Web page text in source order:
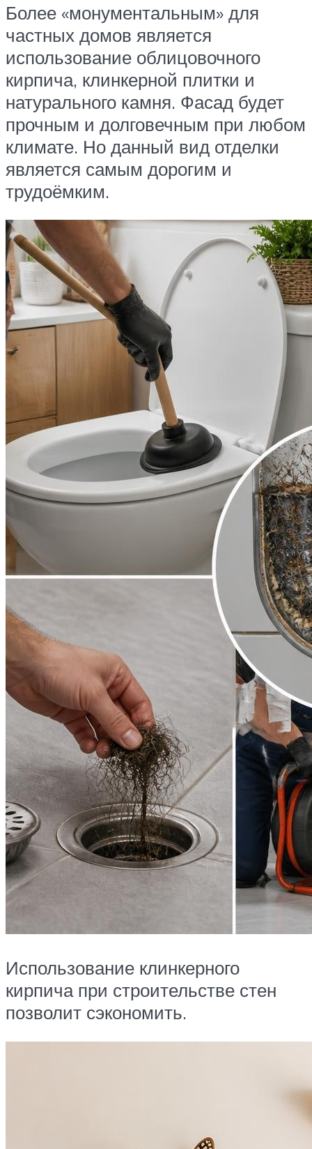
Более «монументальным» для
частных домов является
использование облицовочного
кирпича, клинкерной плитки и
натурального камня. Фасад будет
прочным и долговечным при любом
климате. Но данный вид отделки
является самым дорогим и
трудоёмким.
Использование клинкерного
кирпича при строительстве стен
позволит сэкономить.